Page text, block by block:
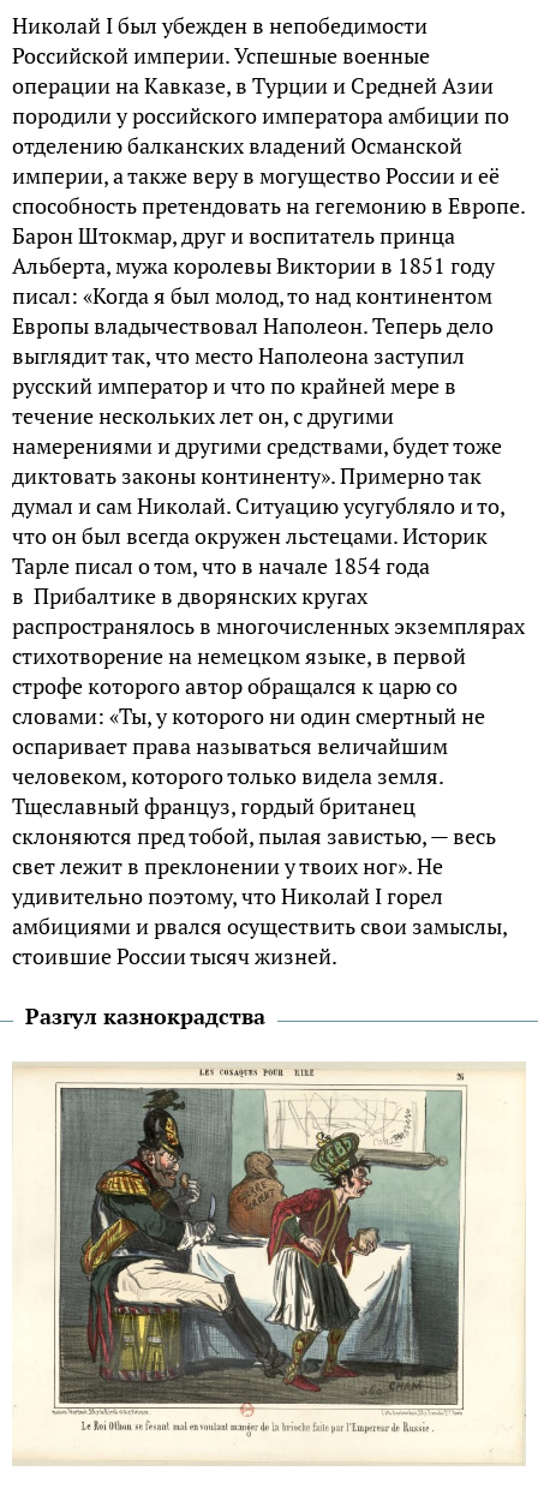
Николай I был убежден в непобедимости
Российской империи. Успешные военные
операции на Кавказе, в Турции и Средней Азии
породили у российского императора амбиции по
отделению балканских владений Османской
империи, а также веру в могущество России и её
способность претендовать на гегемонию в Европе.
Барон Штокмар, друг и воспитатель принца
Альберта, мужа королевы Виктории в 1851 году
писал: «Когда я был молод, то над континентом
Европы владычествовал Наполеон. Теперь дело
выглядит так, что место Наполеона заступил
русский император и что по крайней мере в
течение нескольких лет он, с другими
намерениями и другими средствами, будет тоже
диктовать законы континенту». Примерно так
думал и сам Николай. Ситуацию усугубляло и то,
что он был всегда окружен льстецами. Историк
Тарле писал о том, что в начале 1854 года
в Прибалтике в дворянских кругах
распространялось в многочисленных экземплярах
стихотворение на немецком языке, в первой
строфе которого автор обращался к царю со
словами: «Ты, у которого ни один смертный не
оспаривает права называться величайшим
человеком, которого только видела земля.
Тщеславный француз, гордый британец
склоняются пред тобой, пылая завистью, — весь
свет лежит в преклонении у твоих ног». Не
удивительно поэтому, что Николай I горел
амбициями и рвался осуществить свои замыслы,
стоившие России тысяч жизней.
Разгул казнокрадства